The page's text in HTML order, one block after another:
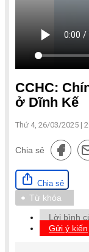
CCHC:
ở Dĩnh Kế
Thứ 4, 26/03/2025 |
Chia sẻ
Chia sẻ
Từ khóa
Lời bình
Gửi ý kiến